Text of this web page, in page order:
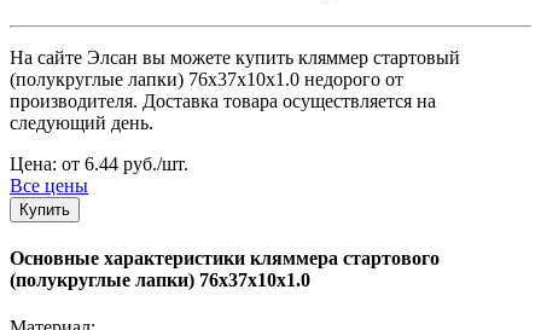
На сайте Элсан вы можете купить кляммер стартовый
(полукруглые лапки) 76х37х10x1.0 недорого от
производителя. Доставка товара осуществляется на
следующий день.
Цена: от 6.44 руб./шт.
Все цены
Купить
Основные характеристики кляммера стартового
(полукруглые лапки) 76х37х10x1.0